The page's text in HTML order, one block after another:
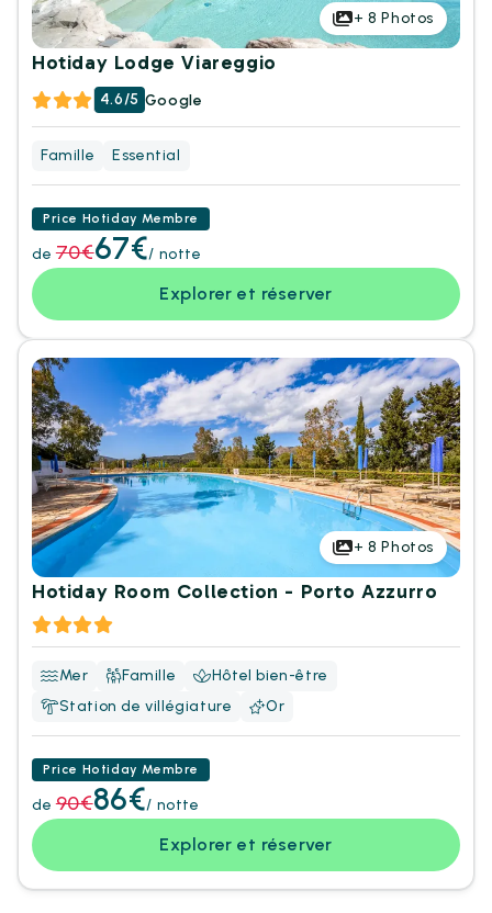
+8 Photos
Hotiday Lodge Viareggio
4.6/5 Google
Famille Essential
Price Hotiday Membre
de 70€67€/ notte
Explorer et réserver
+8 Photos
Hotiday Room Collection - Porto Azzurro
Mer Famille
Hôtel bien-être
Station de villégiature
Or
Price Hotiday Membre
de 90€86€/ notte
Explorer et réserver